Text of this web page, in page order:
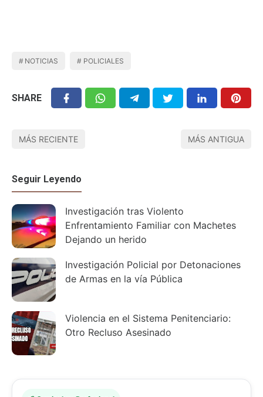
NOTICIAS POLICIALES
SHARE
MÁS RECIENTE MÁS ANTIGUA
Seguir Leyendo
Investigación tras Violento
Enfrentamiento Familiar con Machetes
Dejando un herido
Investigación Policial por Detonaciones
de Armas en la vía Pública
Violencia en el Sistema Penitenciario:
Otro Recluso Asesinado